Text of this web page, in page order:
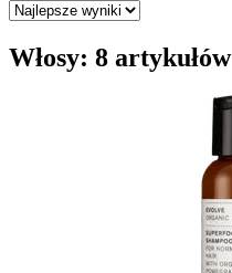
Włosy: 8 artykułów